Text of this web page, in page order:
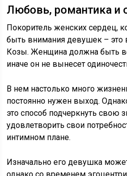
Любовь, романтика и
Покоритель женских сердец,
быть внимания девушек –
Козы. Женщина должна быть
иначе он не вынесет
В нем настолько много
постоянно нужен выход.
это способ подчеркнуть свою
удовлетворить свои
интимном плане.
Изначально его девушка